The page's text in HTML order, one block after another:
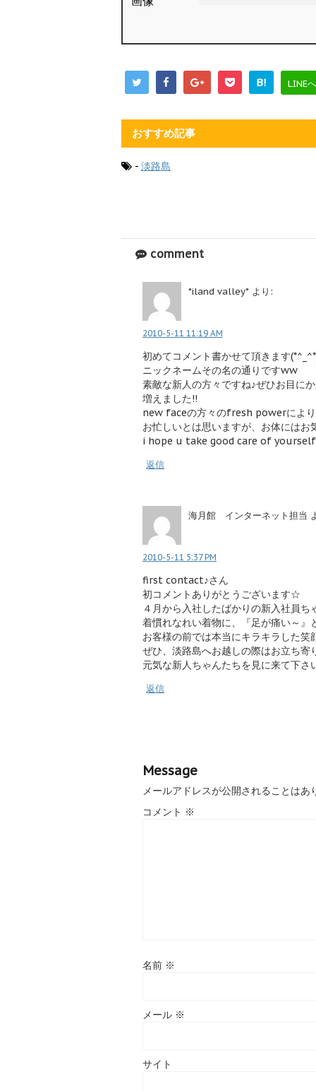
B! LINE
おすすめ記事
- 淡路島
comment
*iland valley* より:
2010-5-11 11:19 AM
初めてコメント書かせて頂きます
ニックネームその名の通りですww
素敵な新人の方々ですね♪ぜひお目に
増えました!!
new faceの方々のfresh powerにより
お忙しいとは思いますが、お体には
i hope u take good care of
返信
海月館 インターネット担当
2010-5-11 5:37 PM
first contact♪さん
初コメントありがとうございます☆
４月から入社したばかりの新入社員
着慣れなれい着物に、『足が痛い～
お客様の前では本当にキラキラした
ぜひ、淡路島へお越しの際はお立ち
元気な新人ちゃんたちを見に来て下
返信
Message
メールアドレスが公開されることはあ
コメント ※
名前 ※
メール ※
サイト